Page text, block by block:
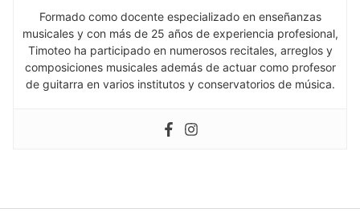
Formado como docente especializado en enseñanzas
musicales y con más de 25 años de experiencia profesional,
Timoteo ha participado en numerosos recitales, arreglos y
composiciones musicales además de actuar como profesor
de guitarra en varios institutos y conservatorios de música.